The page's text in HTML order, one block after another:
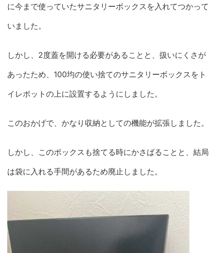
に今まで使っていたサニタリーボックスを入れてつかって
いました。
しかし、2度蓋を開ける必要があることと、扱いにくさが
あったため、100均の使い捨てのサニタリーボックスをト
イレポットの上に設置するようにしました。
このおかげで、かなり収納としての機能が拡張しました。
しかし、このボックスも捨てる時にかさばることと、結局
は袋に入れる手間があるため廃止しました。